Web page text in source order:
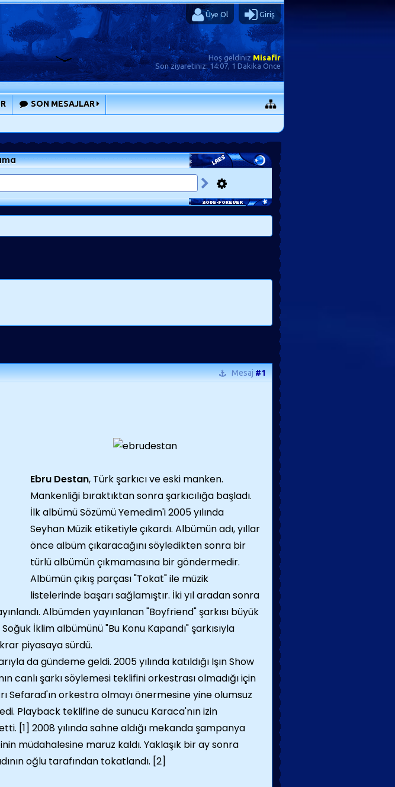
Üye Ol Giriş
Hoş geldiniz Misafir
Son ziyaretiniz:14:07, 1 Dakika Önce
SON MESAJLAR
Mesaj#1
Ebru Destan, Türk şarkıcı ve eski manken.
Mankenliği bıraktıktan sonra şarkıcılığa başladı.
İlk albümü Sözümü Yemedim'i 2005 yılında
Seyhan Müzik etiketiyle çıkardı. Albümün adı, yıllar
önce albüm çıkaracağını söyledikten sonra bir
türlü albümün çıkmamasına bir göndermedir.
Albümün çıkış parçası "Tokat" ile müzik
listelerinde başarı sağlamıştır. İki yıl aradan sonra
Albümden yayınlanan "Boyfriend" şarkısı büyük
Soğuk İklim albümünü "Bu Konu Kapandı" şarkısıyla
piyasaya sürdü.
da gündeme geldi. 2005 yılında katıldığı Işın Show
canlı şarkı söylemesi teklifini orkestrası olmadığı için
Sefarad'ın orkestra olmayı önermesine yine olumsuz
Playback teklifine de sunucu Karaca'nın izin
[1] 2008 yılında sahne aldığı mekanda şampanya
müdahalesine maruz kaldı. Yaklaşık bir ay sonra
oğlu tarafından tokatlandı. [2]